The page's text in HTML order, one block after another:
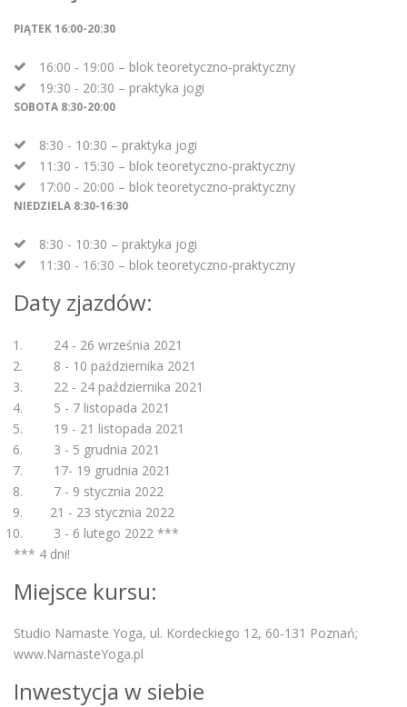
PIĄTEK 16:00-20:30
16:00 - 19:00 – blok teoretyczno-praktyczny
19:30 - 20:30 – praktyka jogi
SOBOTA 8:30-20:00
8:30 - 10:30 – praktyka jogi
11:30 - 15:30 – blok teoretyczno-praktyczny
17:00 - 20:00 – blok teoretyczno-praktyczny
NIEDZIELA 8:30-16:30
8:30 - 10:30 – praktyka jogi
11:30 - 16:30 – blok teoretyczno-praktyczny
Daty zjazdów:
24 - 26 września 2021
8 - 10 października 2021
22 - 24 października 2021
5 - 7 listopada 2021
19 - 21 listopada 2021
3 - 5 grudnia 2021
17- 19 grudnia 2021
7 - 9 stycznia 2022
21 - 23 stycznia 2022
3 - 6 lutego 2022 ***
*** 4 dni!
Miejsce kursu:
Studio Namaste Yoga, ul. Kordeckiego 12, 60-131 Poznań;
www.NamasteYoga.pl
Inwestycja w siebie